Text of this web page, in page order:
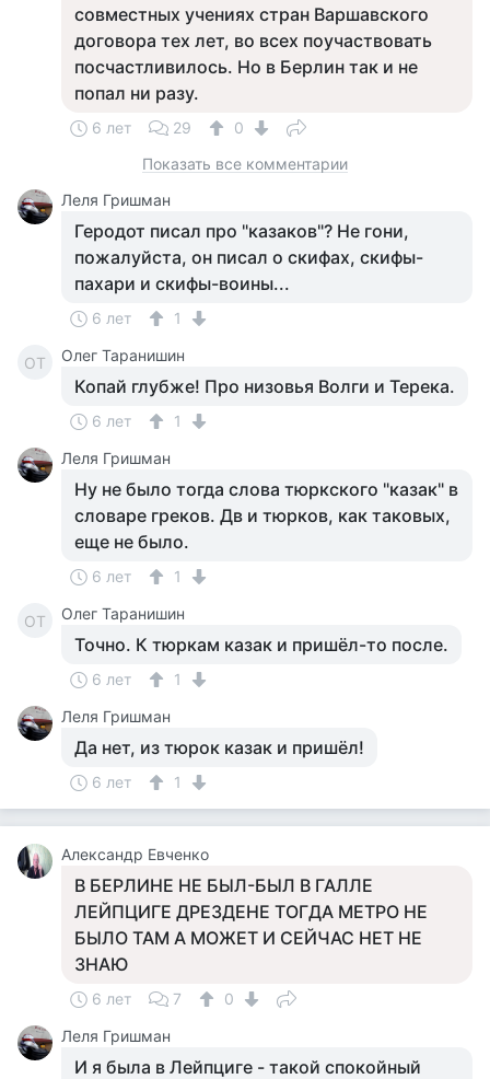
совместных учениях стран Варшавского
договора тех лет, во всех поучаствовать
посчастливилось. Но в Берлин так и не
попал ни разу.
6 лет 29
0
Показать все комментарии
Леля Гришман
Геродот писал про "казаков"? Не гони,
пожалуйста, он писал о скифах, скифы-
пахари и скифы-воины...
6 лет 1
ОТ Олег Таранишин
Копай глубже! Про низовья Волги и Терека.
6 лет
1
Леля Гришман
Ну не было тогда слова тюркского "казак" в
словаре греков. Дв и тюрков, как таковых,
еще не было.
6 лет 1
ОТ Олег Таранишин
Точно. К тюркам казак и пришёл-то после.
6 лет
1
Леля Гришман
Да нет, из тюрок казак и пришёл!
6 лет 1
Александр Евченко
В БЕРЛИНЕ НЕ БЫЛ-БЫЛ В ГАЛЛЕ
ЛЕЙПЦИГЕ ДРЕЗДЕНЕ ТОГДА МЕТРО НЕ
БЫЛО ТАМ А МОЖЕТ И СЕЙЧАС НЕТ НЕ
ЗНАЮ
6 лет 7
0
Леля Гришман
И я была в Лейпциге - такой спокойный